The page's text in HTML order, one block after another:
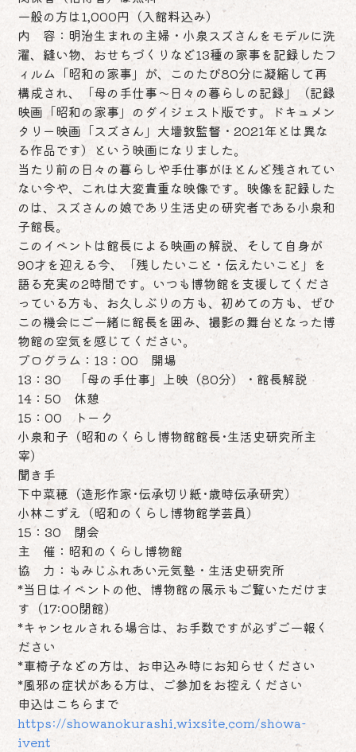
一般の方は1,000円（入館料込み）
内 容：明治生まれの主婦・小泉スズさんをモデルに洗
濯、縫い物、おせちづくりなど13種の家事を記録したフ
ィルム「昭和の家事」が、このたび80分に凝縮して再
構成され、「母の手仕事～日々の暮らしの記録」（記録
映画「昭和の家事」のダイジェスト版です。ドキュメン
タリー映画「スズさん」大墻敦監督・2021年とは異な
る作品です）という映画になりました。
当たり前の日々の暮らしや手仕事がほとんど残されてい
ない今や、これは大変貴重な映像です。映像を記録した
のは、スズさんの娘であり生活史の研究者である小泉和
子館長。
このイベントは館長による映画の解説、そして自身が
90才を迎える今、「残したいこと・伝えたいこと」を
語る充実の2時間です。いつも博物館を支援してくださ
っている方も、お久しぶりの方も、初めての方も、ぜひ
この機会にご一緒に館長を囲み、撮影の舞台となった博
物館の空気を感じてください。
プログラム：13：00 開場
13：30 「母の手仕事」上映（80分）・館長解説
14：50 休憩
15：00 トーク
小泉和子（昭和のくらし博物館館長･生活史研究所主
宰）
聞き手
下中菜穂（造形作家･伝承切り紙･歳時伝承研究）
小林こずえ（昭和のくらし博物館学芸員）
15：30 閉会
主 催：昭和のくらし博物館
協 力：もみじふれあい元気塾・生活史研究所
*当日はイベントの他、博物館の展示もご覧いただけま
す（17:00閉館）
*キャンセルされる場合は、お手数ですが必ずご一報く
ださい
*車椅子などの方は、お申込み時にお知らせください
*風邪の症状がある方は、ご参加をお控えください
申込はこちらまで
https://showanokurashi.wixsite.com/showa-
ivent